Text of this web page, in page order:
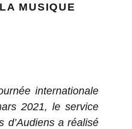
MUSIQUE
internationale
2021, le service
d’Audiens a réalisé